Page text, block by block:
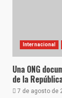
Internacional
Una ONG
de la
7 de agosto de